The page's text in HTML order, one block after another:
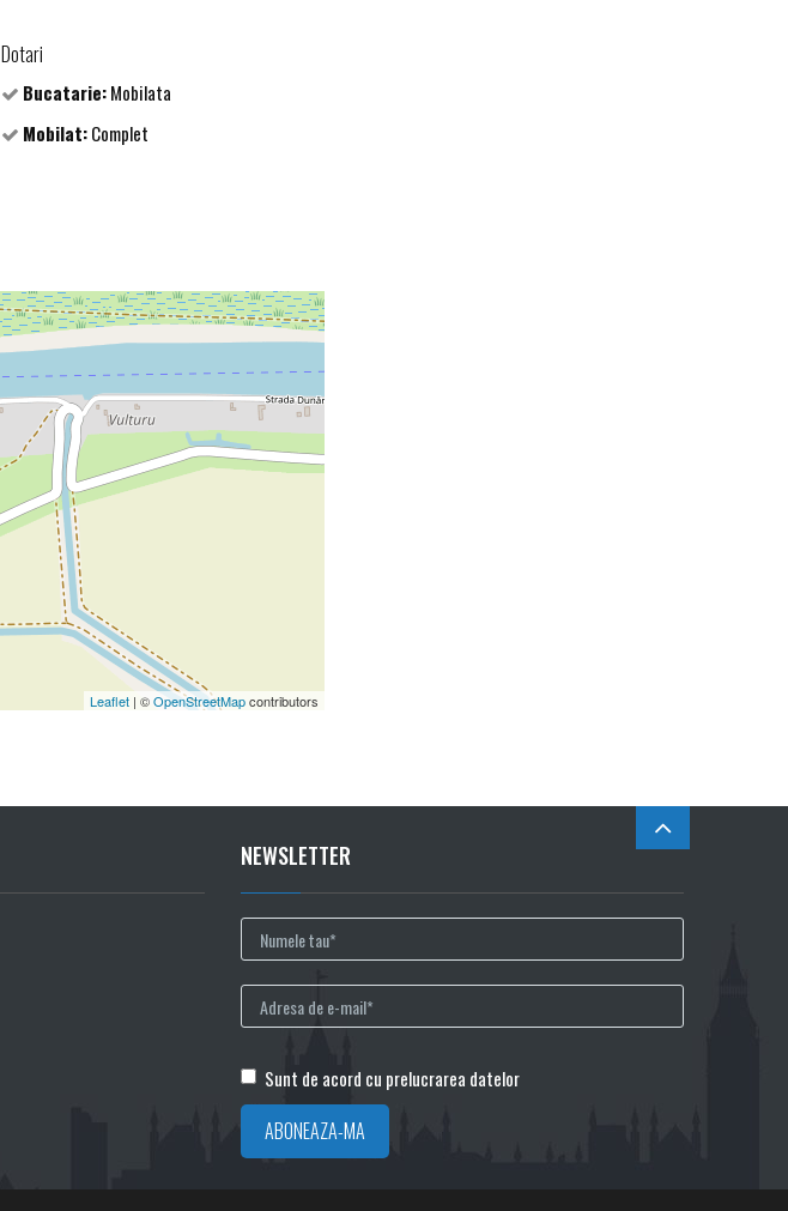
Dotari
Bucatarie:Mobilata
Mobilat:Complet
Leaflet | ©OpenStreetMapcontributors
NEWSLETTER
Sunt de acord cu prelucrarea datelor